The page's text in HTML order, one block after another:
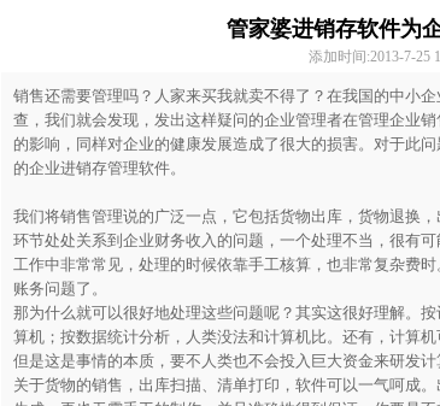
管家婆进销存软件为
添加时间:2013-7-25
销售还需要管理吗？人家来买我就卖不得了？在我国的中小
查，我们就会发现，发出这样疑问的企业管理者在管理企业
的影响，同样对企业的健康发展造成了很大的损害。对于此
的企业进销存管理软件。
我们将销售管理说的广泛一点，它包括货物出库，货物退换
环节处处关系到企业财务收入的问题，一个处理不当，很有
工作中非常常见，处理的时候依靠手工核算，也非常复杂费
账务问题了。
那为什么就可以很好地处理这些问题呢？其实这很好理解。
算机；按数据统计分析，人类没法和计算机比。还有，计算
但是这是事情的本质，要不人类也不会投入巨大资金来研发
关于货物的销售，出库扫描、清单打印，软件可以一气呵成